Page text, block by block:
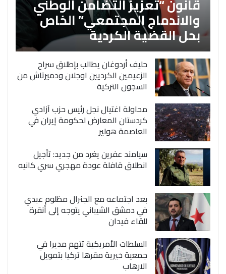
والاندماج المجتمعي” الخاص
بحل القضية الكردية
حليف أردوغان يطالب بإطلاق سراح
الزعيمين الكرديين اوجلان ودميرتاش من
السجون التركية
محاولة اغتيال نجل رئيس حزب آزادي
كردستان المعارض لحكومة إيران في
العاصمة هولير
سيامند عفرين يغرد من جديد: تأجيل
انطلاق قافلة عودة مهجري سري كانيه
بعد اجتماعه مع الجنرال مظلوم عبدي
في دمشق الشيباني يتوجه إلى أنقرة
للقاء فيدان
السلطات الأمريكية تتهم مديرا في
جمعية خيرية مقرها تركيا بتمويل
الارهاب